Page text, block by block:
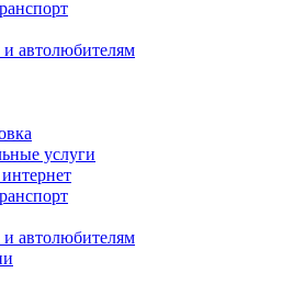
автолюбителям
услуги
автолюбителям